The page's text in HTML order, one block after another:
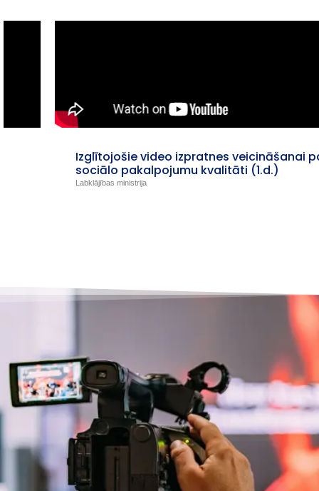
Izglītojošie video izpratnes veicināšanai par
sociālo pakalpojumu kvalitāti (1.d.)
Labklājības ministrija